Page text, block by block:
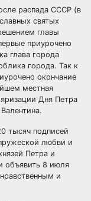
распада СССР (в
святых
главы
приурочено
глава города
города. Так к
окончание
местная
Дня Петра
тысяч подписей
любви и
Петра и
объявить 8 июля
и